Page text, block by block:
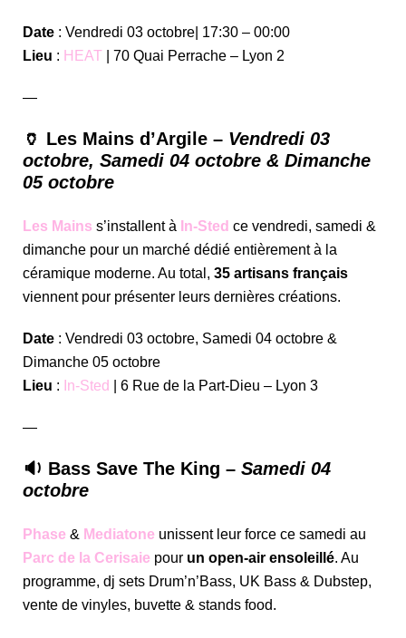
Date : Vendredi 03 octobre| 17:30 – 00:00
Lieu : HEAT | 70 Quai Perrache – Lyon 2
—
🏺 Les Mains d’Argile – Vendredi 03
octobre, Samedi 04 octobre & Dimanche
05 octobre
Les Mains s’installent à In-Sted ce vendredi, samedi &
dimanche pour un marché dédié entièrement à la
céramique moderne. Au total, 35 artisans français
viennent pour présenter leurs dernières créations.
Date : Vendredi 03 octobre, Samedi 04 octobre &
Dimanche 05 octobre
Lieu : In-Sted | 6 Rue de la Part-Dieu – Lyon 3
—
🔉 Bass Save The King – Samedi 04
octobre
Phase & Mediatone unissent leur force ce samedi au
Parc de la Cerisaie pour un open-air ensoleillé. Au
programme, dj sets Drum’n’Bass, UK Bass & Dubstep,
vente de vinyles, buvette & stands food.